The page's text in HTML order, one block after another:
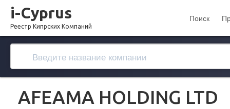
i-Cyprus
Реестр Кипрских Компаний
Поиск
AFEAMA HOLDING LTD